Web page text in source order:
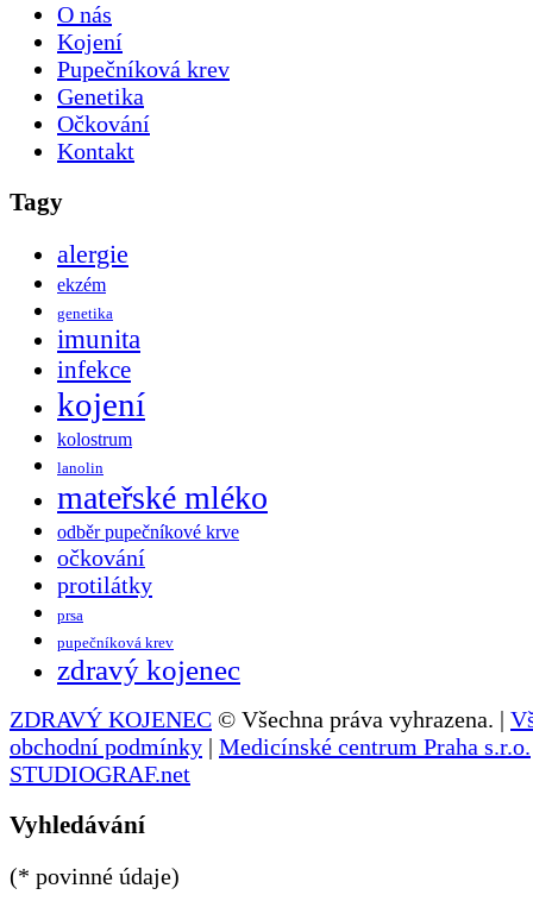
O nás
Kojení
Pupečníková krev
Genetika
Očkování
Kontakt
Tagy
alergie
ekzém
genetika
imunita
infekce
kojení
kolostrum
lanolin
mateřské mléko
odběr pupečníkové krve
očkování
protilátky
prsa
pupečníková krev
zdravý kojenec
ZDRAVÝ KOJENEC © Všechna práva vyhrazena. |
obchodní podmínky | Medicínské centrum Praha s.r.o.
STUDIOGRAF.net
Vyhledávání
(* povinné údaje)